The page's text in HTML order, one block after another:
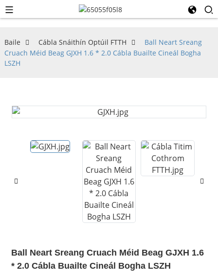
Baile Cábla Snáithín Optúil FTTH
Ball Neart Sreang
Cruach Méid Beag GJXH 1.6 * 2.0 Cábla Buailte Cineál Bogha
LSZH
Ball Neart Sreang Cruach Méid Beag GJXH 1.6
* 2.0 Cábla Buailte Cineál Bogha LSZH